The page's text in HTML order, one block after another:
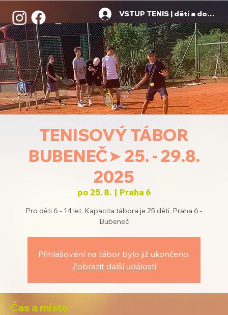
VSTUP TENIS | děti a dospělí
TENISOVÝ TÁBOR
BUBENEČ➤ 25. - 29.8.
2025
po 25. 8.
  |
Praha 6
Pro děti 6 - 14 let. Kapacita tábora je 25 dětí. Praha 6 -
Bubeneč
Přihlašování na tábor bylo již ukončeno.
Zobrazit další události
Čas a místo